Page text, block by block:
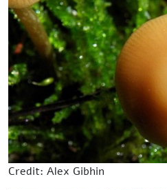
Credit: Alex Gibhin